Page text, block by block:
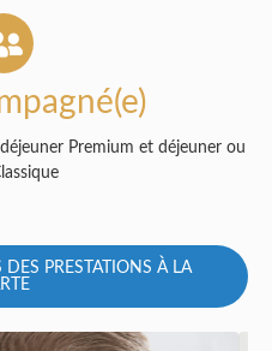
Premium et déjeuner ou
DES PRESTATIONS À LA